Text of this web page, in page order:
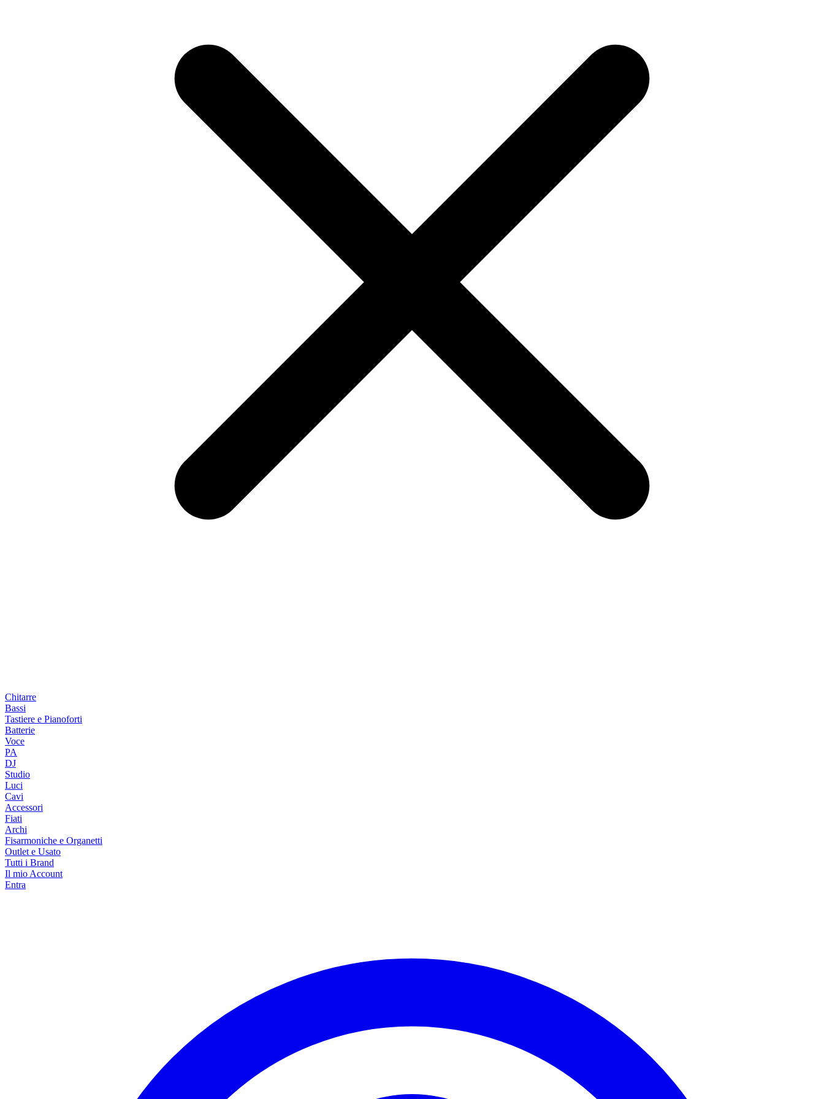
Chitarre
Bassi
Tastiere e Pianoforti
Batterie
Voce
PA
DJ
Studio
Luci
Cavi
Accessori
Fiati
Archi
Fisarmoniche e Organetti
Outlet e Usato
Tutti i Brand
Il mio Account
Entra